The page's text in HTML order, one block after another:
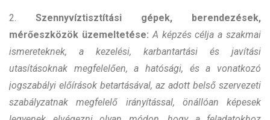
2. Szennyvíztisztítási gépek, berendezések,
mérőeszközök üzemeltetése: A képzés célja a szakmai
ismereteknek, a kezelési, karbantartási és javítási
utasításoknak megfelelően, a hatósági, és a vonatkozó
jogszabályi előírások betartásával, az adott belső szervezeti
szabályzatnak megfelelő irányítással, önállóan képesek